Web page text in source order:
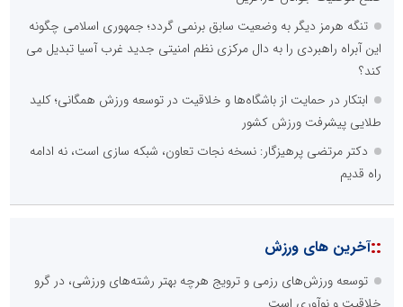
تنگه هرمز دیگر به وضعیت سابق برنمی گردد؛ جمهوری اسلامی چگونه
این آبراه راهبردی را به دال مرکزی نظم امنیتی جدید غرب آسیا تبدیل می
کند؟
ابتکار در حمایت از باشگاه‌ها و خلاقیت در توسعه ورزش همگانی؛ کلید
طلایی پیشرفت ورزش کشور
دکتر مرتضی پرهیزگار: نسخه نجات تعاون، شبکه سازی است، نه ادامه
راه قدیم
::آخرین های ورزش
توسعه ورزش‌های رزمی و ترویج هرچه بهتر رشته‌های ورزشی، در گرو